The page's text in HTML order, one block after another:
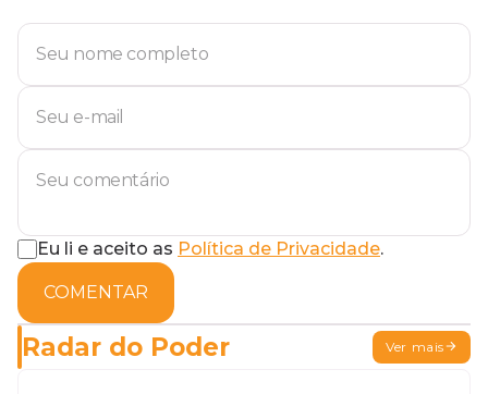
Eu li e aceito as Política de Privacidade.
COMENTAR
Radar do Poder Ver mais